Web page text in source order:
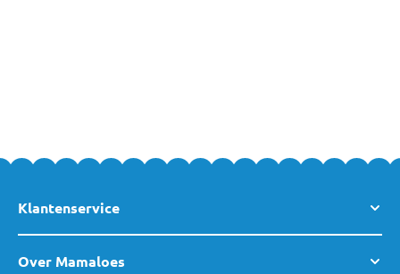
winkels
. Team MamaLoes staat voor je klaar!
Klantenservice
Over Mamaloes